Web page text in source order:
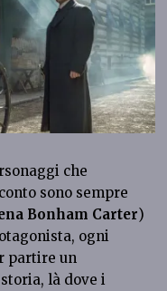
che
sono sempre
Bonham Carter)
ogni
partire un
là dove i